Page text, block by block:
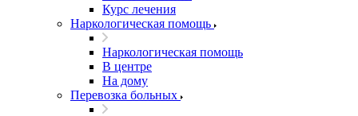
Курс лечения
Наркологическая помощь
Наркологическая помощь
В центре
На дому
Перевозка больных